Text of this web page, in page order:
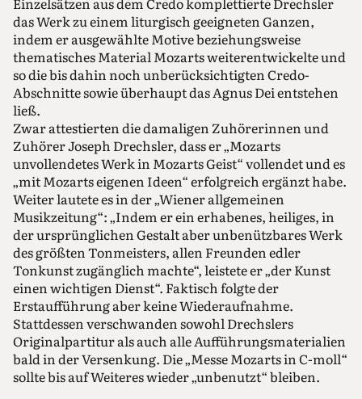
das Werk zu einem liturgisch geeigneten Ganzen,
indem er ausgewählte Motive beziehungsweise
thematisches Material Mozarts weiterentwickelte und
so die bis dahin noch unberücksichtigten Credo-
Abschnitte sowie überhaupt das Agnus Dei entstehen
ließ.
Zwar attestierten die damaligen Zuhörerinnen und
Zuhörer Joseph Drechsler, dass er „Mozarts
unvollendetes Werk in Mozarts Geist“ vollendet und es
„mit Mozarts eigenen Ideen“ erfolgreich ergänzt habe.
Weiter lautete es in der „Wiener allgemeinen
Musikzeitung“: „Indem er ein erhabenes, heiliges, in
der ursprünglichen Gestalt aber unbenützbares Werk
des größten Tonmeisters, allen Freunden edler
Tonkunst zugänglich machte“, leistete er „der Kunst
einen wichtigen Dienst“. Faktisch folgte der
Erstaufführung aber keine Wiederaufnahme.
Stattdessen verschwanden sowohl Drechslers
Originalpartitur als auch alle Aufführungsmaterialien
bald in der Versenkung. Die „Messe Mozarts in C-moll“
sollte bis auf Weiteres wieder „unbenutzt“ bleiben.